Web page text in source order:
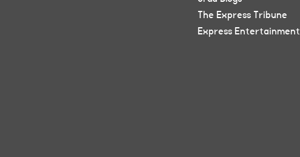
The Express Tribune
Express Entertainment